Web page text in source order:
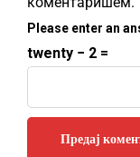
Please enter an
twenty − 2 =